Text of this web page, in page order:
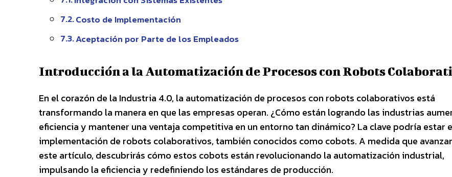
Costo de Implementación
Aceptación por Parte de los Empleados
Introducción a la Automatización de Procesos con Robots
En el corazón de la Industria 4.0, la automatización de procesos con robots colaborativos está
transformando la manera en que las empresas operan. ¿Cómo están logrando las industrias
eficiencia y mantener una ventaja competitiva en un entorno tan dinámico? La clave podría estar
implementación de robots colaborativos, también conocidos como cobots. A medida que
este artículo, descubrirás cómo estos cobots están revolucionando la automatización industrial,
impulsando la eficiencia y redefiniendo los estándares de producción.